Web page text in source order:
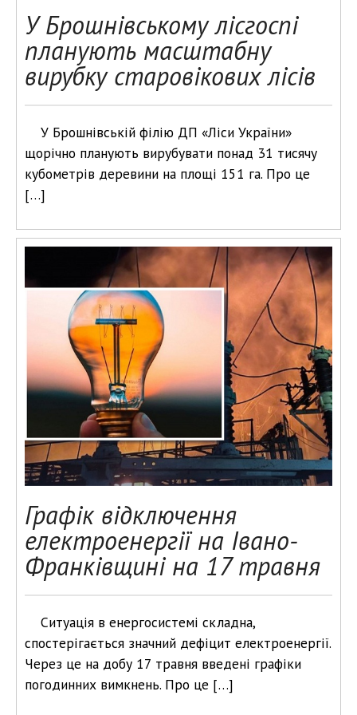
У Брошнівському лісгоспі
планують масштабну
вирубку старовікових лісів
У Брошнівській філію ДП «Ліси України»
щорічно планують вирубувати понад 31 тисячу
кубометрів деревини на площі 151 га. Про це
[…]
Графік відключення
електроенергії на Івано-
Франківщині на 17 травня
Ситуація в енергосистемі складна,
спостерігається значний дефіцит електроенергії.
Через це на добу 17 травня введені графіки
погодинних вимкнень. Про це […]